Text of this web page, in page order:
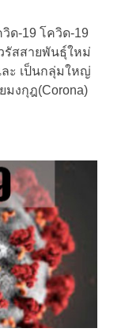
ด-19 โควิด-19
รัสสายพันธุ์ใหม่
ะ เป็นกลุ่มใหญ่
มงกุฎ(Corona)